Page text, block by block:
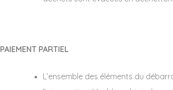
PAIEMENT PARTIEL
L’ensemble des éléments du